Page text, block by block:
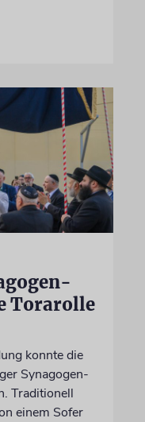
Torarolle
konnte die
Synagogen-
Traditionell
einem Sofer